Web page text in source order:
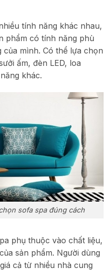
tính năng khác nhau,
phẩm có tính năng phù
mình. Có thể lựa chọn
ấm, đèn LED, loa
khác.
sofa spa đúng cách
phụ thuộc vào chất liệu,
sản phẩm. Người dùng
cả từ nhiều nhà cung